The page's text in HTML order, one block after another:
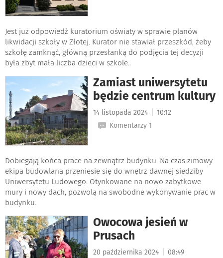
Jest już odpowiedź kuratorium oświaty w sprawie planów
likwidacji szkoły w Złotej. Kurator nie stawiał przeszkód, żeby
szkołę zamknąć, główną przesłanką do podjęcia tej decyzji
była zbyt mała liczba dzieci w szkole.
Zamiast uniwersytetu
będzie centrum kultury
14 listopada 2024
10:12
Komentarzy 1
Dobiegają końca prace na zewnątrz budynku. Na czas zimowy
ekipa budowlana przeniesie się do wnętrz dawnej siedziby
Uniwersytetu Ludowego. Otynkowane na nowo zabytkowe
mury i nowy dach, pozwolą na swobodne wykonywanie prac w
budynku.
Owocowa jesień w
Prusach
20 października 2024 08:49